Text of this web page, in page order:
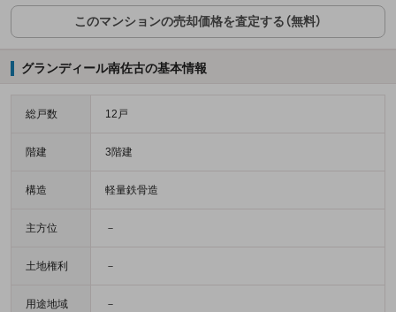
このマンションの売却価格を査定する（無料）
グランディール南佐古の基本情報
総戸数 12戸
階建 3階建
構造 軽量鉄骨造
主方位 －
土地権利 －
用途地域 －